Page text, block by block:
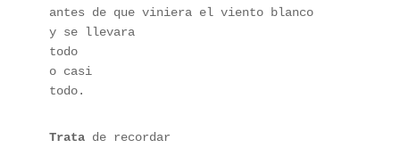
antes de que viniera el viento blanco
y se llevara
todo
o casi
todo.
Trata de recordar